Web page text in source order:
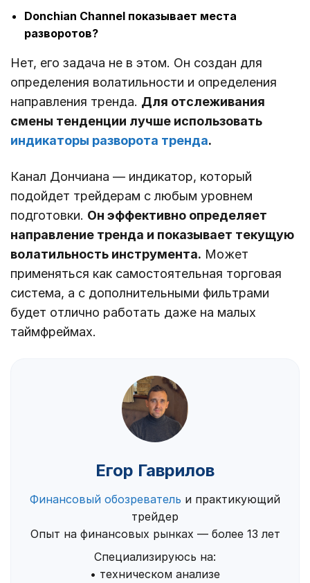
Donchian Channel показывает места
разворотов?
Нет, его задача не в этом. Он создан для
определения волатильности и определения
направления тренда. Для отслеживания
смены тенденции лучше использовать
индикаторы разворота тренда.
Канал Дончиана ― индикатор, который
подойдет трейдерам с любым уровнем
подготовки. Он эффективно определяет
направление тренда и показывает текущую
волатильность инструмента. Может
применяться как самостоятельная торговая
система, а с дополнительными фильтрами
будет отлично работать даже на малых
таймфреймах.
Егор Гаврилов
Финансовый обозреватель и практикующий
трейдер
Опыт на финансовых рынках — более 13 лет
Специализируюсь на:
• техническом анализе